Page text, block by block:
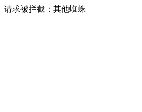
请求被拦截：其他蜘蛛